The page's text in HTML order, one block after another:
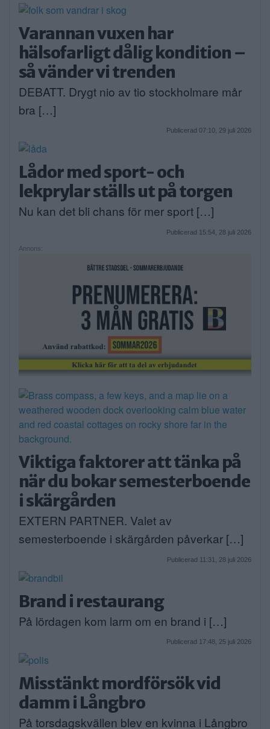
Varannan vuxen har
hälsofarligt dålig kondition –
så vänder vi trenden
DEBATT. Drygt nio av tio stockholmare mår
bra […]
Publicerad 07:10, 29 juli 2026
Lådor med sport- och
lekprylar ställs ut på torgen
Nu kan det bli chans för mer sport […]
Publicerad 15:54, 28 juli 2026
Annons:
Viktiga faktorer att tänka på
när du bokar semesterboende
i skärgården
EXTERN PARTNER. Valet av
semesterboende i skärgården påverkar […]
Publicerad 11:31, 28 juli 2026
Brand i restaurang
På lördagen kom larm om en brand i […]
Publicerad 17:48, 25 juli 2026
Misstänkt mordförsök vid
damm i Långbro
På torsdagskvällen blev en kvinna i Långbro